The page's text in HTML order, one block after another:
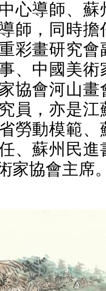
心導師、蘇
師，同時擔
彩畫研究會
、中國美術
協會河山畫
員，亦是江
勞動模範、
、蘇州民進
家協會主席